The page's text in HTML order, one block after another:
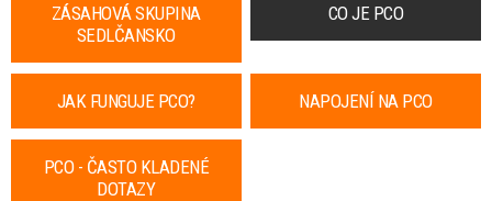
ZÁSAHOVÁ SKUPINA
SEDLČANSKO
CO JE PCO
JAK FUNGUJE PCO? NAPOJENÍ NA PCO
PCO - ČASTO KLADENÉ
DOTAZY